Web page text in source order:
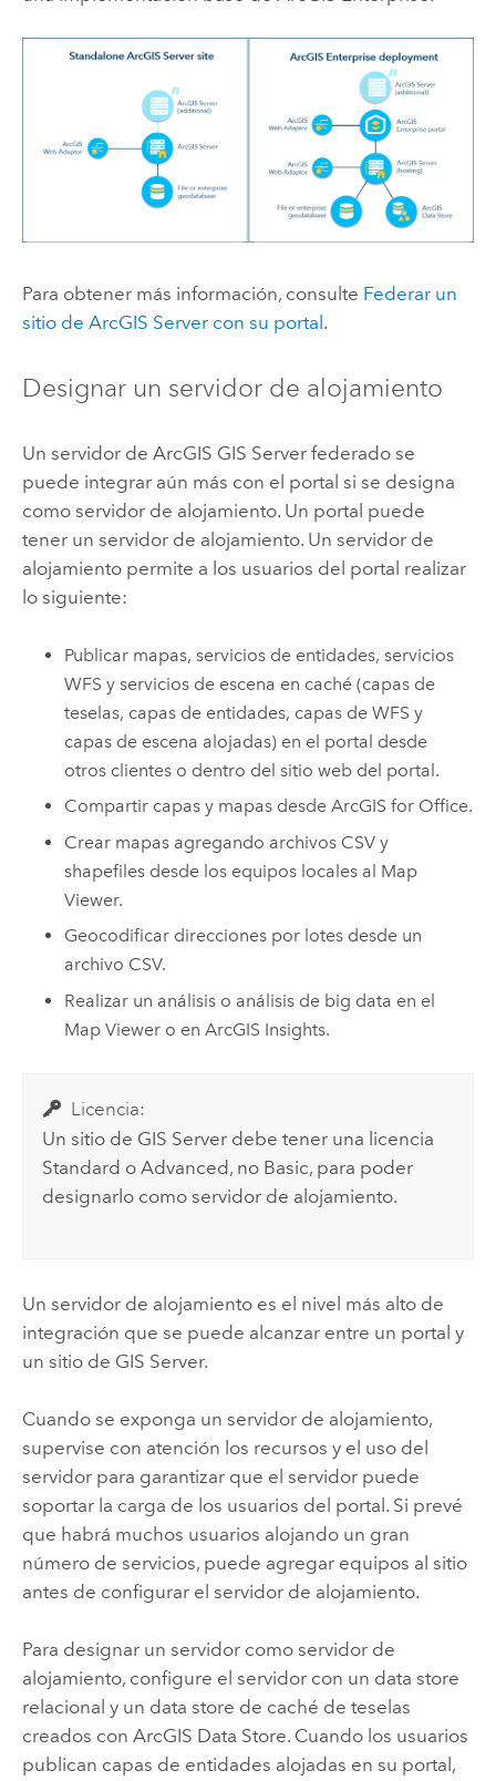
Para obtener más información, consulte Federar un
sitio de ArcGIS Servercon su portal .
Designar un servidor de alojamiento
Un servidor de ArcGIS GIS Serverfederado se
puede integrar aún más con el portal si se designa
como servidor de alojamiento. Un portal puede
tener un servidor de alojamiento. Un servidor de
alojamiento permite a los usuarios del portal realizar
lo siguiente:
Publicar mapas, servicios de entidades, servicios
WFS y servicios de escena en caché (capas de
teselas, capas de entidades, capas de WFS y
capas de escena alojadas) en el portal desde
otros clientes o dentro del sitio web del portal.
Compartir capas y mapas desdeArcGIS for Office.
Crear mapas agregando archivos CSV y
shapefiles desde los equipos locales al Map
Viewer.
Geocodificar direcciones por lotes desde un
archivo CSV.
Realizar un análisis o análisis de big data en el
Map Viewer o enArcGIS Insights.
Licencia:
Un sitio de GIS Server debe tener una licencia
Standard o Advanced, no Basic, para poder
designarlo como servidor de alojamiento.
Un servidor de alojamiento es el nivel más alto de
integración que se puede alcanzar entre un portal y
un sitio de GIS Server.
Cuando se exponga un servidor de alojamiento,
supervise con atención los recursos y el uso del
servidor para garantizar que el servidor puede
soportar la carga de los usuarios del portal. Si prevé
que habrá muchos usuarios alojando un gran
número de servicios, puede agregar equipos al sitio
antes de configurar el servidor de alojamiento.
Para designar un servidor como servidor de
alojamiento, configure el servidor con un data store
relacional y un data store de caché de teselas
creados con ArcGIS Data Store. Cuando los usuarios
publican capas de entidades alojadas en su portal,